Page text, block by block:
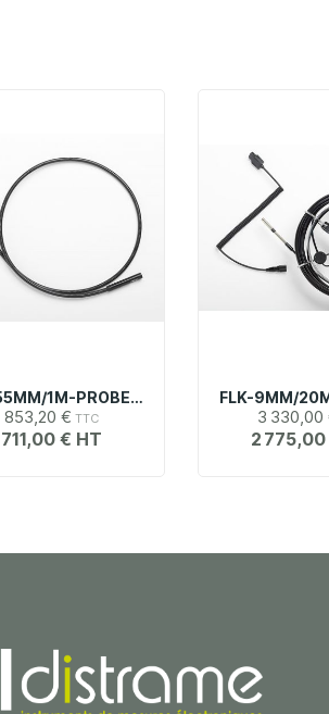
FLK-55MM/1M-PROBE | Sonde De Caméra Ø 5,5 Mm Longueur 1 M Pour DS70x
853,20 €
711,00 €
3 330,00
2 775,00